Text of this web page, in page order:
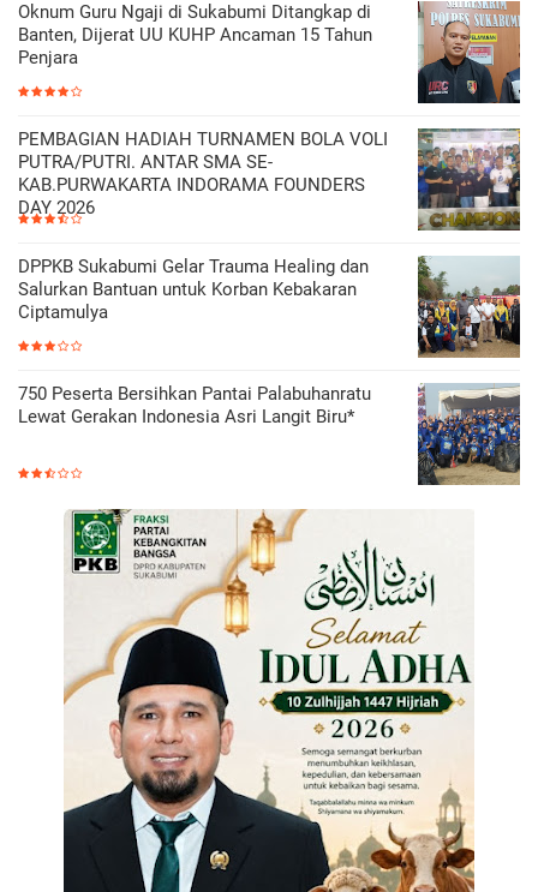
Oknum Guru Ngaji di Sukabumi Ditangkap di
Banten, Dijerat UU KUHP Ancaman 15 Tahun
Penjara
PEMBAGIAN HADIAH TURNAMEN BOLA VOLI
PUTRA/PUTRI. ANTAR SMA SE-
KAB.PURWAKARTA INDORAMA FOUNDERS
DAY 2026
DPPKB Sukabumi Gelar Trauma Healing dan
Salurkan Bantuan untuk Korban Kebakaran
Ciptamulya
750 Peserta Bersihkan Pantai Palabuhanratu
Lewat Gerakan Indonesia Asri Langit Biru*